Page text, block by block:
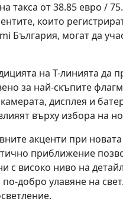
такса от 38.85 евро /
които
България, могат да
на T-линията да
за най-скъпите
дисплея и
върху избора на
акценти при
приближение
с високо ниво на
добро улавяне на